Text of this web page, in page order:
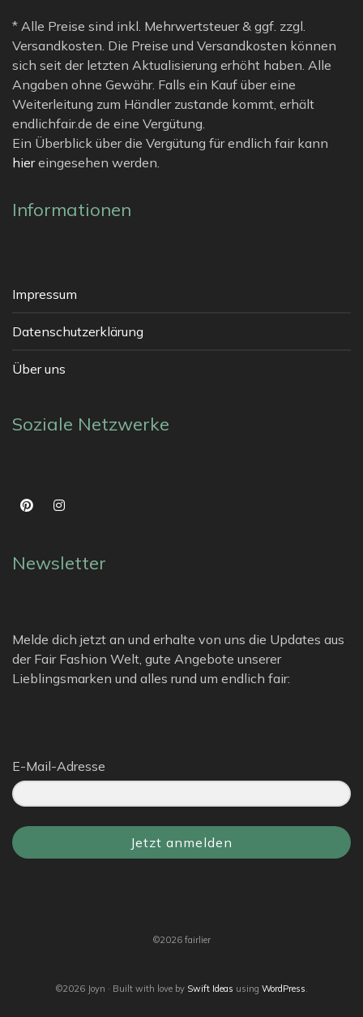
* Alle Preise sind inkl. Mehrwertsteuer & ggf. zzgl.
Versandkosten. Die Preise und Versandkosten können
sich seit der letzten Aktualisierung erhöht haben. Alle
Angaben ohne Gewähr. Falls ein Kauf über eine
Weiterleitung zum Händler zustande kommt, erhält
endlichfair.de de eine Vergütung.
Ein Überblick über die Vergütung für endlich fair kann
hiereingesehen werden.
Informationen
Impressum
Datenschutzerklärung
Über uns
Soziale Netzwerke
Newsletter
Melde dich jetzt an und erhalte von uns die Updates aus
der Fair Fashion Welt, gute Angebote unserer
Lieblingsmarken und alles rund um endlich fair:
E-Mail-Adresse
Jetzt anmelden
©2026 fairlier
©2026 Joyn · Built with love by Swift Ideas using WordPress